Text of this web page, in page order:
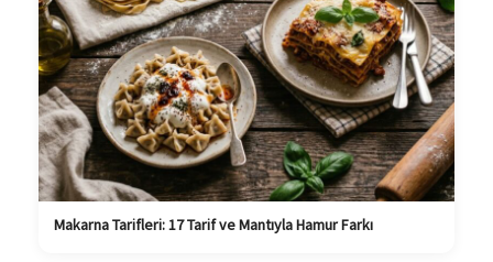
Makarna Tarifleri: 17 Tarif ve Mantıyla Hamur Farkı